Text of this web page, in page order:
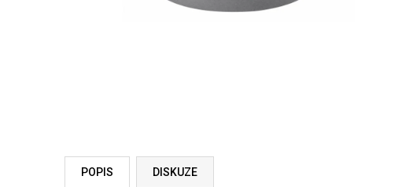
POPIS DISKUZE